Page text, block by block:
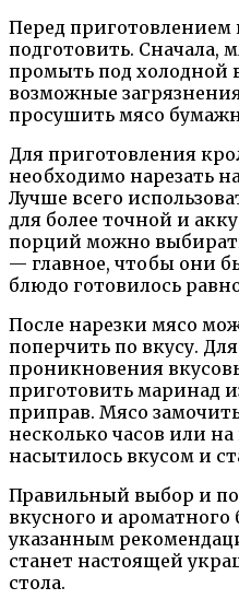
Перед приготовлением
подготовить. Сначала,
промыть под холодной
возможные
просушить мясо
Для приготовления
необходимо нарезать
Лучше всего
для более точной и
порций можно
— главное, чтобы они
блюдо готовилось
После нарезки мясо
поперчить по вкусу.
проникновения
приготовить маринад
приправ. Мясо
несколько часов или
насытилось вкусом и
Правильный выбор и
вкусного и
указанным
станет настоящей
стола.